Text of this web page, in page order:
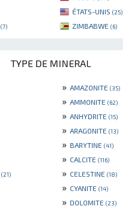
ÉTATS-UNIS (25)
(7) ZIMBABWE (6)
TYPE DE MINERAL
» AMAZONITE (35)
» AMMONITE (62)
» ANHYDRITE (15)
» ARAGONITE (13)
» BARYTINE (41)
» CALCITE (116)
(21) » CELESTINE (18)
» CYANITE (14)
» DOLOMITE (23)